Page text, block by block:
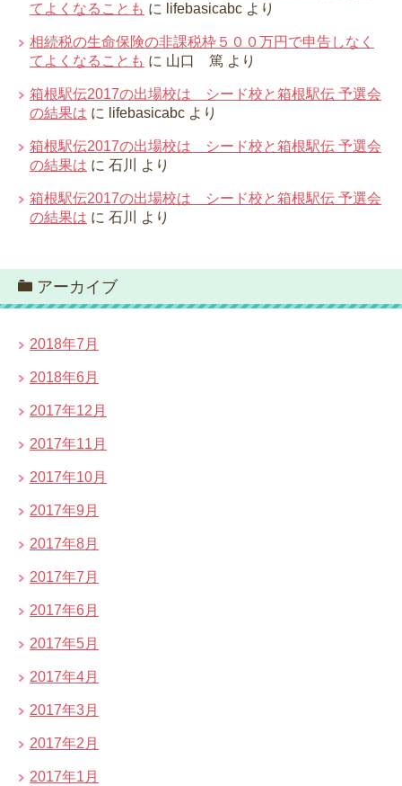
てよくなることも に lifebasicabc より
相続税の生命保険の非課税枠５００万円で申告しなく
てよくなることも に 山口 篤 より
箱根駅伝2017の出場校は シード校と箱根駅伝 予選会
の結果は に lifebasicabc より
箱根駅伝2017の出場校は シード校と箱根駅伝 予選会
の結果は に 石川 より
箱根駅伝2017の出場校は シード校と箱根駅伝 予選会
の結果は に 石川 より
アーカイブ
2018年7月
2018年6月
2017年12月
2017年11月
2017年10月
2017年9月
2017年8月
2017年7月
2017年6月
2017年5月
2017年4月
2017年3月
2017年2月
2017年1月